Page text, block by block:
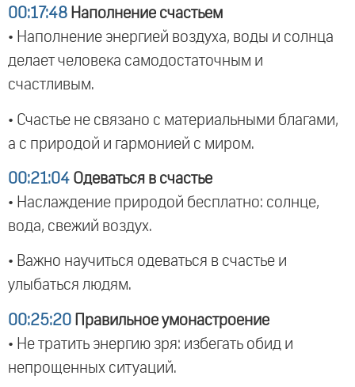
00:17:48 Наполнение счастьем
• Наполнение энергией воздуха, воды и солнца
делает человека самодостаточным и
счастливым.
• Счастье не связано с материальными благами,
а с природой и гармонией с миром.
00:21:04 Одеваться в счастье
• Наслаждение природой бесплатно: солнце,
вода, свежий воздух.
• Важно научиться одеваться в счастье и
улыбаться людям.
00:25:20 Правильное умонастроение
• Не тратить энергию зря: избегать обид и
непрощенных ситуаций.